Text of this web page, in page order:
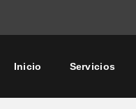
Inicio Servicios